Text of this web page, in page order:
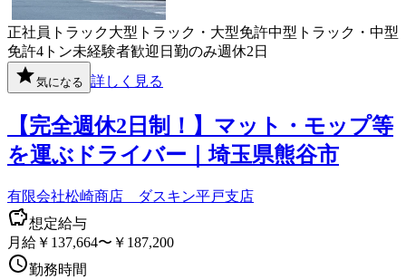
正社員 トラック大型トラック・大型免許中型トラック・中型
免許4トン未経験者歓迎 日勤のみ週休2日
気になる 詳しく見る
【完全週休2日制！】マット・モップ等
を運ぶドライバー｜埼玉県熊谷市
有限会社松崎商店 ダスキン平戸支店
想定給与
月給￥137,664〜￥187,200
勤務時間